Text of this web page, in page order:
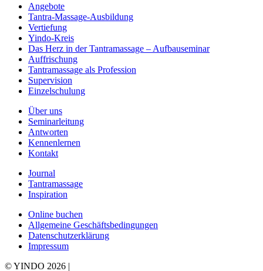
Angebote
Tantra-Massage-Ausbildung
Vertiefung
Yindo-Kreis
Das Herz in der Tantramassage – Aufbauseminar
Auffrischung
Tantramassage als Profession
Supervision
Einzelschulung
Über uns
Seminarleitung
Antworten
Kennenlernen
Kontakt
Journal
Tantramassage
Inspiration
Online buchen
Allgemeine Geschäftsbedingungen
Datenschutzerklärung
Impressum
© YINDO 2026 |